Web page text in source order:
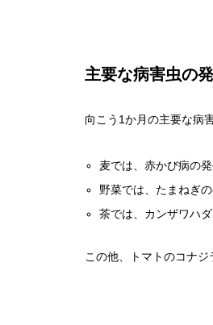
主要な病害虫の
向こう1か月の主要な病
麦では、赤かび病の
野菜では、たまねぎ
茶では、カンザワハ
この他、トマトのコナ